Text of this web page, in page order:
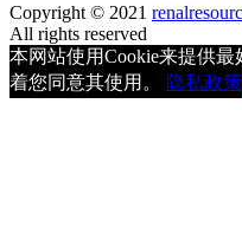
Copyright © 2021
All rights reserved
本网站使用Cookie来提供
着您同意其使用。
隐私政策